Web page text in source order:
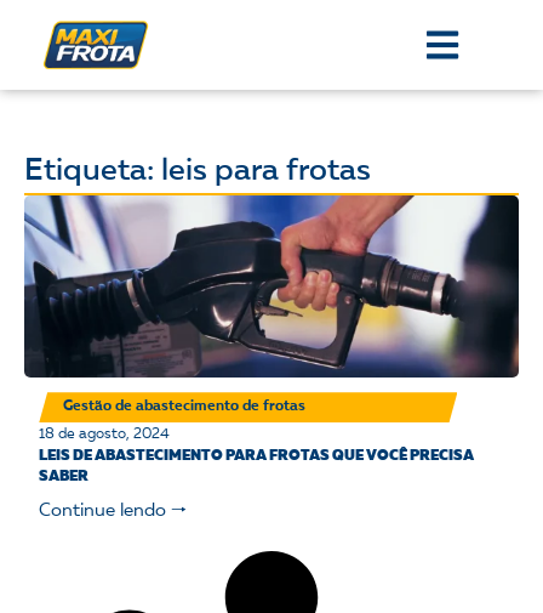
Etiqueta: leis para frotas
Gestão de abastecimento de frotas
18 de agosto, 2024
LEIS DE ABASTECIMENTO PARA FROTAS QUE VOCÊ PRECISA
SABER
Continue lendo 🠒